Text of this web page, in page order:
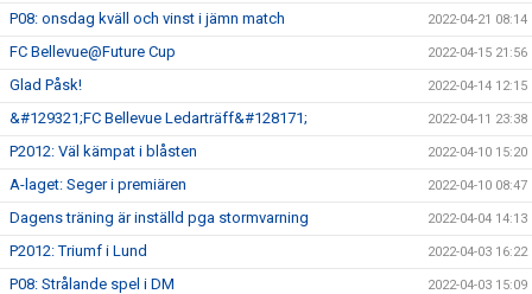
P08: onsdag kväll och vinst i jämn match 2022-04-21 08:14
FC Bellevue@Future Cup 2022-04-15 21:56
Glad Påsk! 2022-04-14 12:15
&#129321;FC Bellevue Ledarträff&#128171; 2022-04-11 23:38
P2012: Väl kämpat i blåsten 2022-04-10 15:20
A-laget: Seger i premiären 2022-04-10 08:47
Dagens träning är inställd pga stormvarning 2022-04-04 14:13
P2012: Triumf i Lund 2022-04-03 16:22
P08: Strålande spel i DM 2022-04-03 15:09